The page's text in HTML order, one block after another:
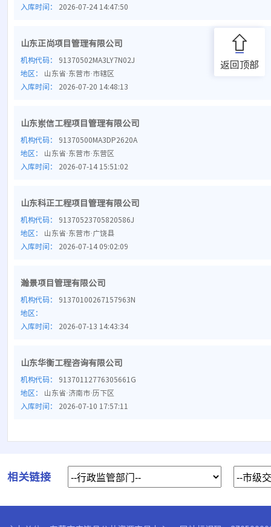
返回顶部
入库时间：
2026-07-24 14:47:50
山东正尚项目管理有限公司
机构代码：
91370502MA3LY7N02J
地区：
山东省·东营市·市辖区
入库时间：
2026-07-20 14:48:13
山东岽信工程项目管理有限公司
机构代码：
91370500MA3DP2620A
地区：
山东省·东营市·东营区
入库时间：
2026-07-14 15:51:02
山东科正工程项目管理有限公司
机构代码：
91370523705820586J
地区：
山东省·东营市·广饶县
入库时间：
2026-07-14 09:02:09
瀚景项目管理有限公司
机构代码：
91370100267157963N
地区：
入库时间：
2026-07-13 14:43:34
山东华衡工程咨询有限公司
机构代码：
91370112776305661G
地区：
山东省·济南市·历下区
入库时间：
2026-07-10 17:57:11
相关链接